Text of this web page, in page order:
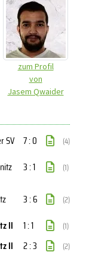
zum Profil
von
Jasem Qwaider
SV 7 : 0 (4)
3 : 1 (1)
3 : 6 (2)
II 1 : 1 (1)
II 2 : 3 (2)